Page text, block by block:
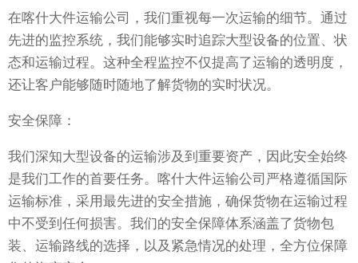
在喀什大件运输公司，我们重视每一次运输的细节。通过
先进的监控系统，我们能够实时追踪大型设备的位置、状
态和运输过程。这种全程监控不仅提高了运输的透明度，
还让客户能够随时随地了解货物的实时状况。
安全保障：
我们深知大型设备的运输涉及到重要资产，因此安全始终
是我们工作的首要任务。喀什大件运输公司严格遵循国际
运输标准，采用最先进的安全措施，确保货物在运输过程
中不受到任何损害。我们的安全保障体系涵盖了货物包
装、运输路线的选择，以及紧急情况的处理，全方位保障